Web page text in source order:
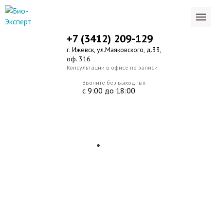
Звоните без выходных
с 9:00 до 18:00
+7 (3412) 209-129
г. Ижевск, ул.Маяковского, д.33,
оф. 316
Консультации в офисе по записи